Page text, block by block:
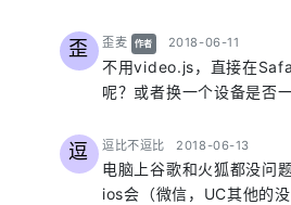
歪 歪麦 says:
作者 2018-06-11
不用video.js，直接在
呢？或者换一个设备是否一
逗 逗比不逗比 says:
2018-06-13
电脑上谷歌和火狐都没问
ios会（微信，UC其他的